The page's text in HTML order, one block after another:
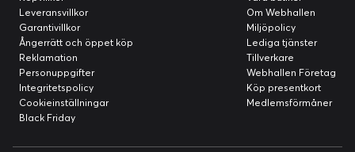
Leveransvillkor
Garantivillkor
Ångerrätt och öppet köp
Reklamation
Personuppgifter
Integritetspolicy
Cookieinställningar
Black Friday
Om Webhallen
Miljöpolicy
Lediga tjänster
Tillverkare
Webhallen Företag
Köp presentkort
Medlemsförmåner